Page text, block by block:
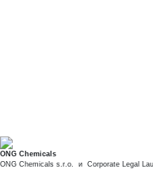
ONG Chemicals
ONG Chemicals s.r.o. и Corporate Legal